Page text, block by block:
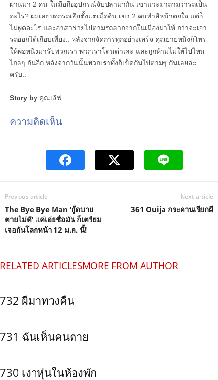
ผ่านมา 2 คน ในมือถืออุปกรณ์จับปลามากัน เขาแวะมาถามว่ารถเป็น
อะไร? ผมเลยบอกรถเสียตั้งแต่เมื่อคืน เขา 2 คนทำสีหน้าตกใจ แต่ก็
ไม่พูดอะไร และอาสาช่วยไปตามรถลากจากในเมืองมาให้ กว่าจะเอา
รถออกได้เกือบเที่ยง.. หลังจากจัดการทุกอย่างเสร็จ คุณยายหนิงก็โทร
ให้พ่อหนิงมารับพวกเรา พวกเราโดนด่าเละ และถูกห้ามไม่ให้ไปไหน
ไกลๆ กันอีก หลังจากวันนั้นพวกเราทั้งก็เข็ดกันไปตามๆ กันเลยล่ะ
ครับ..
Story by คุณเลิฟ
ความคิดเห็น
Previous article
The Bye Bye Man ‘กู๊ดบาย
ตายไม่ดี’ แค่เอ่ยชื่อมัน ก็เตรียม
เจอกันโลกหน้า 12 ม.ค. นี้!
Next article
361 Ouija กระดานเรียกผี
RELATED ARTICLESMORE FROM AUTHOR
732 ผีมาทวงคืน
731 ฉันเห็นคนตาย
730 เงาหุ่นในห้องพัก